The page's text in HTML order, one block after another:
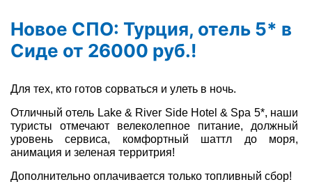
Полная версия сайта
Главная
Спецпредложения
Праздничные туры
Страны и направления
Новое СПО: Турция, отель 5* в
Сиде от 26000 руб.!
Для тех, кто готов сорваться и улеть в ночь.
Отличный отель Lake & River Side Hotel & Spa 5*, наши
туристы отмечают велеколепное питание, должный
уровень сервиса, комфортный шаттл до моря,
анимация и зеленая территрия!
Дополнительно оплачивается только топливный сбор!